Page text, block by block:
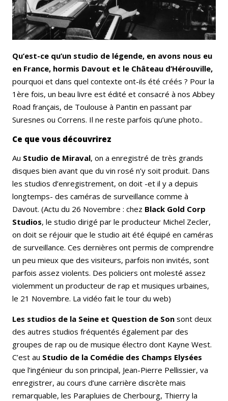
Qu’est-ce qu’un studio de légende, en avons nous eu
en France, hormis Davout et le Château d’Hérouville,
pourquoi et dans quel contexte ont-ils été créés ? Pour la
1ère fois, un beau livre est édité et consacré à nos Abbey
Road français, de Toulouse à Pantin en passant par
Suresnes ou Correns. Il ne reste parfois qu’une photo..
Ce que vous découvrirez
Au Studio de Miraval, on a enregistré de très grands
disques bien avant que du vin rosé n’y soit produit. Dans
les studios d’enregistrement, on doit -et il y a depuis
longtemps- des caméras de surveillance comme à
Davout. (Actu du 26 Novembre : chez Black Gold Corp
Studios, le studio dirigé par le producteur Michel Zecler,
on doit se réjouir que le studio ait été équipé en caméras
de surveillance. Ces dernières ont permis de comprendre
un peu mieux que des visiteurs, parfois non invités, sont
parfois assez violents. Des policiers ont molesté assez
violemment un producteur de rap et musiques urbaines,
le 21 Novembre. La vidéo fait le tour du web)
Les studios de la Seine et Question de Son sont deux
des autres studios fréquentés également par des
groupes de rap ou de musique électro dont Kayne West.
C’est au Studio de la Comédie des Champs Elysées
que l’ingénieur du son principal, Jean-Pierre Pellissier, va
enregistrer, au cours d’une carrière discrète mais
remarquable, les Parapluies de Cherbourg, Thierry la